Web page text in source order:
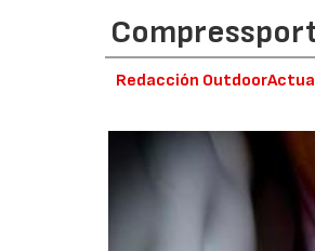
Redacción